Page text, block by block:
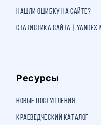
Нашли ошибку на сайте?
Статистика сайта |
Ресурсы
Новые поступления
Краеведческий каталог